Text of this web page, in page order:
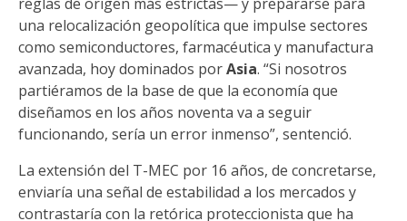
una relocalización geopolítica que impulse sectores
como semiconductores, farmacéutica y manufactura
avanzada, hoy dominados porAsia. “Si nosotros
partiéramos de la base de que la economía que
diseñamos en los años noventa va a seguir
funcionando, sería un error inmenso”, sentenció.
La extensión del T-MEC por 16 años, de concretarse,
enviaría una señal de estabilidad a los mercados y
contrastaría con la retórica proteccionista que ha